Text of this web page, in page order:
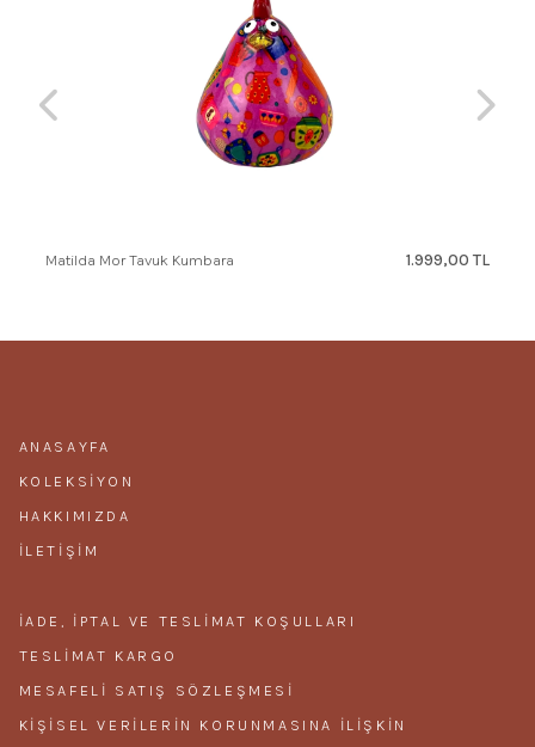
Matilda Mor Tavuk Kumbara 1.999,00 TL
ANASAYFA
KOLEKSIYON
HAKKIMIZDA
İLETIŞIM
İADE, İPTAL VE TESLIMAT KOŞULLARI
TESLIMAT KARGO
MESAFELI SATIŞ SÖZLEŞMESI
KIŞISEL VERILERIN KORUNMASINA ILIŞKIN